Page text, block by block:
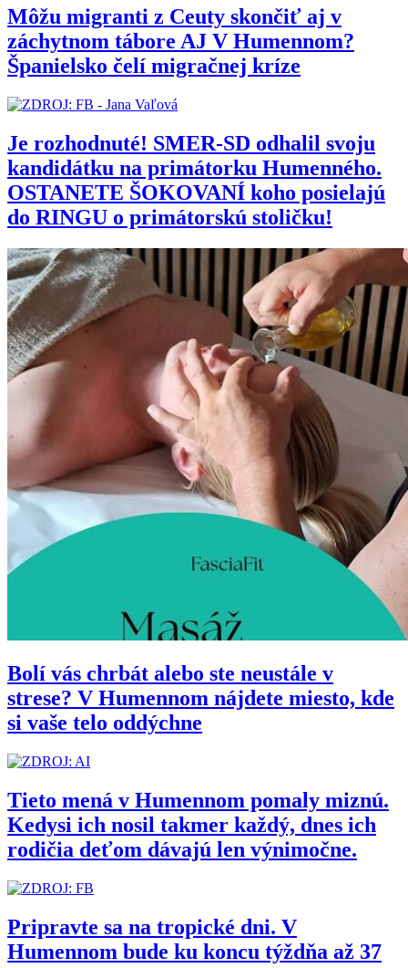
Môžu migranti z Ceuty skončiť aj v
záchytnom tábore AJ V Humennom?
Španielsko čelí migračnej kríze
Je rozhodnuté! SMER-SD odhalil svoju
kandidátku na primátorku Humenného.
OSTANETE ŠOKOVANÍ koho posielajú
do RINGU o primátorskú stoličku!
Bolí vás chrbát alebo ste neustále v
strese? V Humennom nájdete miesto, kde
si vaše telo oddýchne
Tieto mená v Humennom pomaly miznú.
Kedysi ich nosil takmer každý, dnes ich
rodičia deťom dávajú len výnimočne.
Pripravte sa na tropické dni. V
Humennom bude ku koncu týždňa až 37